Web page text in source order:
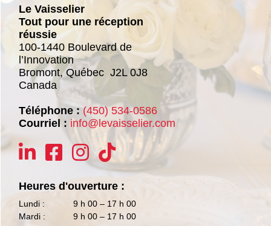
Le Vaisselier
Tout pour une réception
réussie
100-1440 Boulevard de
l’Innovation
Bromont,Québec J2L 0J8
Canada
Téléphone : (450) 534-0586
Courriel : info@levaisselier.com
Heures d'ouverture :
Lundi :
Mardi :
9 h 00 – 17 h 00
9 h 00 – 17 h 00